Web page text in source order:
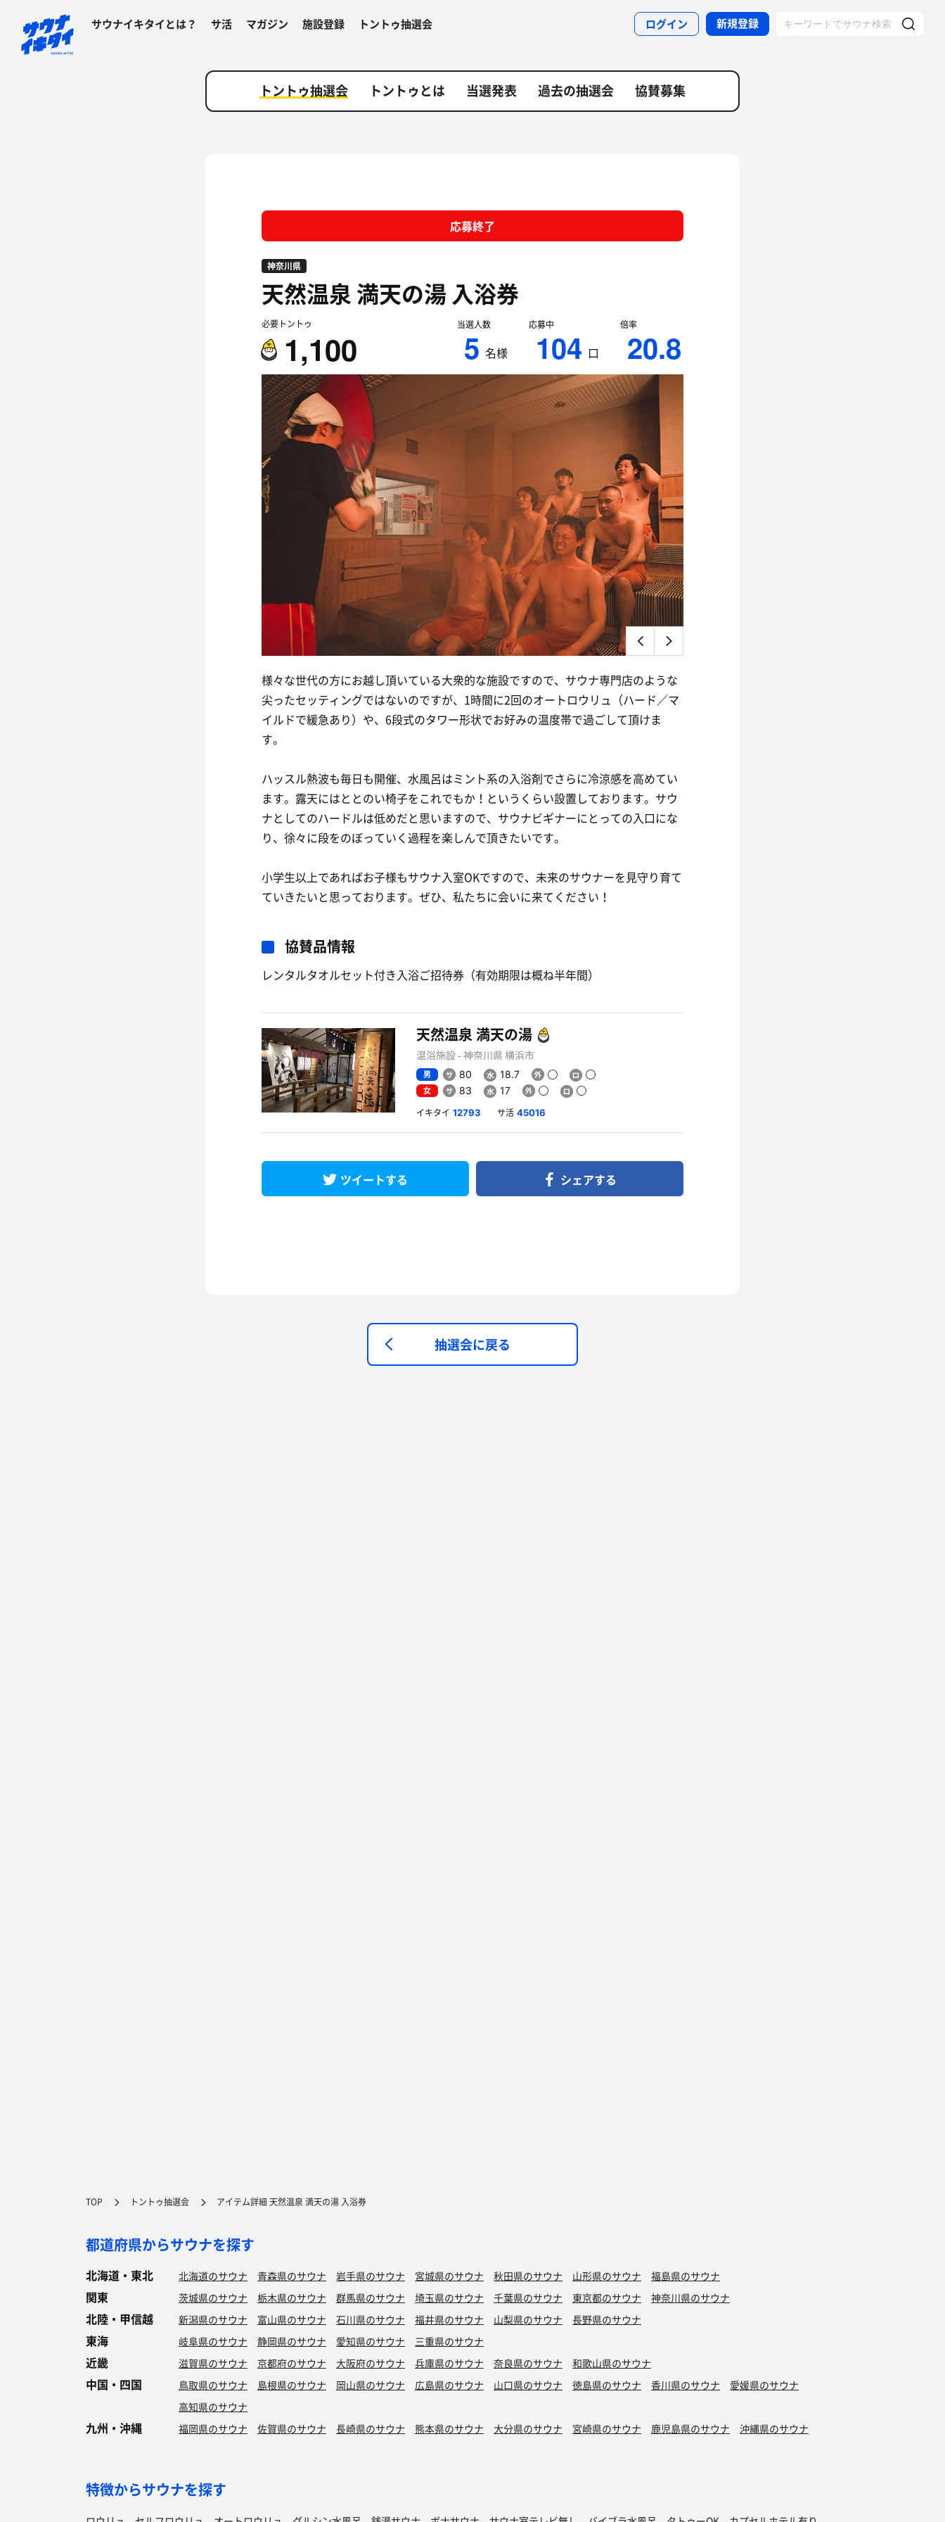
サウナイキタイとは？ サ活 マガジン 施設登録 トントゥ抽選会 ログイン 新規登録
トントゥ抽選会 トントゥとは 当選発表 過去の抽選会 協賛募集
応募終了
神奈川県
天然温泉 満天の湯入浴券
必要トントゥ
1,100
当選人数
5 名様
応募中
104 口
倍率
20.8
様々な世代の方にお越し頂いている大衆的な施設ですので、サウナ専門店のような
尖ったセッティングではないのですが、1時間に2回のオートロウリュ（ハード／マ
イルドで緩急あり）や、6段式のタワー形状でお好みの温度帯で過ごして頂けま
す。
ハッスル熱波も毎日も開催、水風呂はミント系の入浴剤でさらに冷涼感を高めてい
ます。露天にはととのい椅子をこれでもか！というくらい設置しております。サウ
ナとしてのハードルは低めだと思いますので、サウナビギナーにとっての入口にな
り、徐々に段をのぼっていく過程を楽しんで頂きたいです。
小学生以上であればお子様もサウナ入室OKですので、未来のサウナーを見守り育て
ていきたいと思っております。ぜひ、私たちに会いに来てください！
協賛品情報
レンタルタオルセット付き入浴ご招待券（有効期限は概ね半年間）
天然温泉 満天の湯
温浴施設 - 神奈川県 横浜市
男 80
18.7
女
83 17
イキタイ 12793 サ活 45016
ツイートする シェアする
抽選会に戻る
TOP トントゥ抽選会 アイテム詳細 天然温泉 満天の湯 入浴券
都道府県からサウナを探す
北海道・東北 北海道のサウナ 青森県のサウナ 岩手県のサウナ 宮城県のサウナ 秋田県のサウナ 山形県のサウナ 福島県のサウナ
関東 茨城県のサウナ 栃木県のサウナ 群馬県のサウナ 埼玉県のサウナ 千葉県のサウナ 東京都のサウナ 神奈川県のサウナ
北陸・甲信越 新潟県のサウナ 富山県のサウナ 石川県のサウナ 福井県のサウナ 山梨県のサウナ 長野県のサウナ
東海 岐阜県のサウナ 静岡県のサウナ 愛知県のサウナ 三重県のサウナ
近畿 滋賀県のサウナ 京都府のサウナ 大阪府のサウナ 兵庫県のサウナ 奈良県のサウナ 和歌山県のサウナ
中国・四国 鳥取県のサウナ 島根県のサウナ 岡山県のサウナ 広島県のサウナ 山口県のサウナ 徳島県のサウナ 香川県のサウナ
愛媛県のサウナ
高知県のサウナ
九州・沖縄 福岡県のサウナ 佐賀県のサウナ 長崎県のサウナ 熊本県のサウナ 大分県のサウナ 宮崎県のサウナ 鹿児島県のサウナ 沖縄県のサウナ
特徴からサウナを探す